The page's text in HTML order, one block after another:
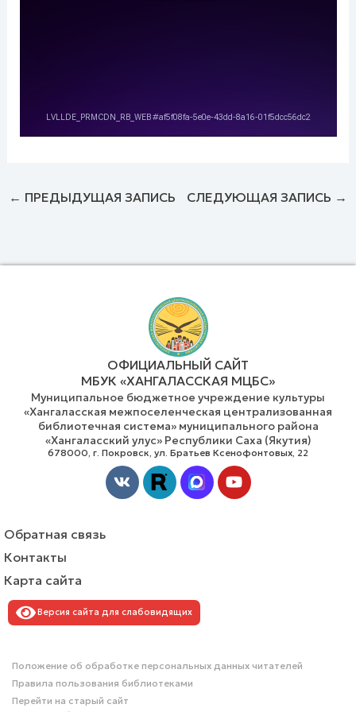
← ПРЕДЫДУЩАЯ ЗАПИСЬ СЛЕДУЮЩАЯ ЗАПИСЬ →
ОФИЦИАЛЬНЫЙ САЙТ
МБУК «ХАНГАЛАССКАЯ МЦБС»
Муниципальное бюджетное учреждение культуры
«Хангаласская межпоселенческая централизованная
библиотечная система» муниципального района
«Хангаласский улус» Республики Саха (Якутия)
678000, г. Покровск, ул. Братьев Ксенофонтовых, 22
Vk Youtube
Обратная связь
Контакты
Карта сайта
Версия сайта для слабовидящих
Положение об обработке персональных данных читателей
Правила пользования библиотеками
Перейти на старый сайт